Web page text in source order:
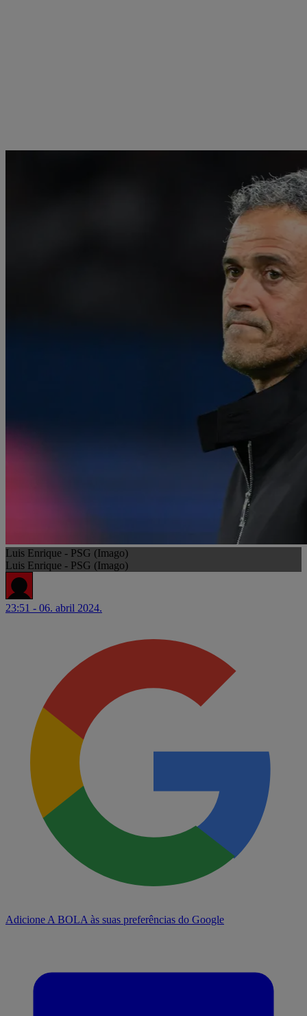
Luis Enrique - PSG (Imago)
Luis Enrique - PSG (Imago)
23:51 - 06. abril 2024.
Adicione A BOLA às suas preferências do Google